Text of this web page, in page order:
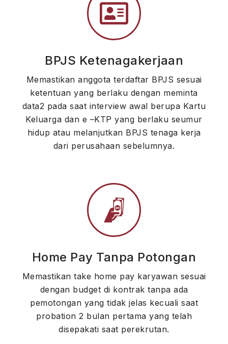
BPJS Ketenagakerjaan
Memastikan anggota terdaftar BPJS sesuai
ketentuan yang berlaku dengan meminta
data2 pada saat interview awal berupa Kartu
Keluarga dan e –KTP yang berlaku seumur
hidup atau melanjutkan BPJS tenaga kerja
dari perusahaan sebelumnya.
Home Pay Tanpa Potongan
Memastikan take home pay karyawan sesuai
dengan budget di kontrak tanpa ada
pemotongan yang tidak jelas kecuali saat
probation 2 bulan pertama yang telah
disepakati saat perekrutan.